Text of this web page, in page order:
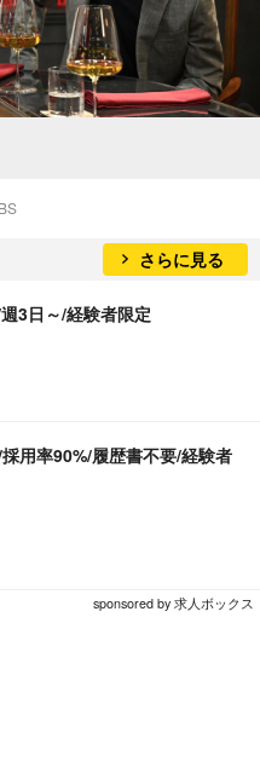
さらに見る
3日～/経験者限定
用率90%/履歴書不要/経験者
sponsored by 求人ボックス